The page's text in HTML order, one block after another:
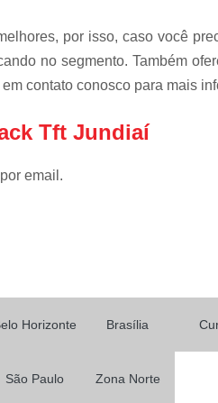
por isso, caso você
no segmento. Também
contato conosco para mais
Tft Jundiaí
email.
Horizonte Brasília
São Paulo Zona Norte